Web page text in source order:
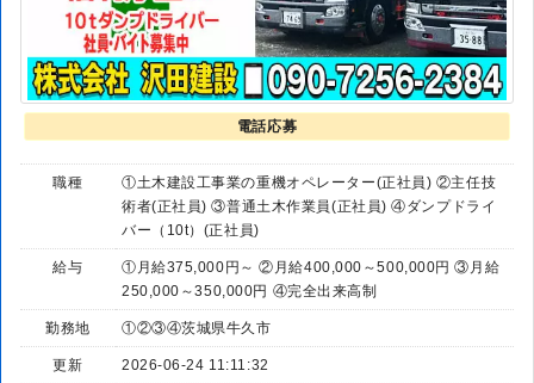
電話応募
職種
①土木建設工事業の重機オペレーター(正社員) ②主任技
術者(正社員) ③普通土木作業員(正社員) ④ダンプドライ
バー（10t）(正社員)
給与
①月給375,000円～ ②月給400,000～500,000円 ③月給
250,000～350,000円 ④完全出来高制
勤務地 ①②③④茨城県牛久市
更新 2026-06-24 11:11:32